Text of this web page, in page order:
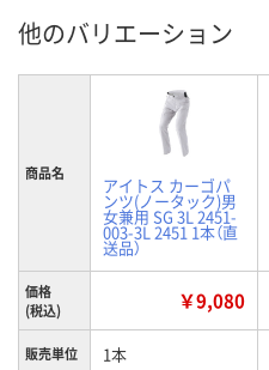
他のバリエーション
商品名
アイトス カーゴパ
ンツ(ノータック)男
女兼用 SG 3L 2451-
003-3L 2451 1本（直
送品）
価格
(税込)
￥9,080
販売単位 1本